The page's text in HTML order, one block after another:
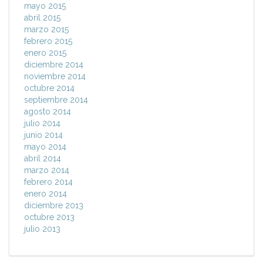
mayo 2015
abril 2015
marzo 2015
febrero 2015
enero 2015
diciembre 2014
noviembre 2014
octubre 2014
septiembre 2014
agosto 2014
julio 2014
junio 2014
mayo 2014
abril 2014
marzo 2014
febrero 2014
enero 2014
diciembre 2013
octubre 2013
julio 2013